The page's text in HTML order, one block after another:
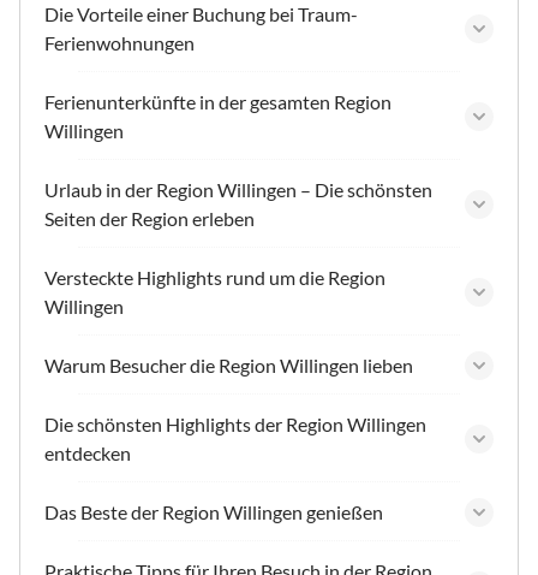
Die Vorteile einer Buchung bei Traum-
Ferienwohnungen
Ferienunterkünfte in der gesamten Region
Willingen
Urlaub in der Region Willingen – Die schönsten
Seiten der Region erleben
Versteckte Highlights rund um die Region
Willingen
Warum Besucher die Region Willingen lieben
Die schönsten Highlights der Region Willingen
entdecken
Das Beste der Region Willingen genießen